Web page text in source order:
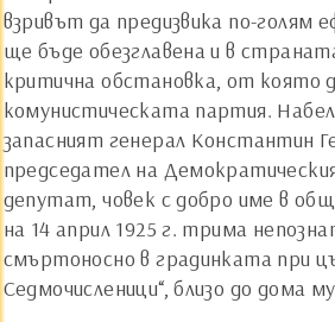
взривът да предизвика по-голям
ще бъде обезглавена и в
критична обстановка, от която
комунистическата партия.
запасният генерал Константин
председател на
депутат, човек с добро име в
на 14 април 1925 г. трима
смъртоносно в градинката при
Седмочисленици“, близо до дома